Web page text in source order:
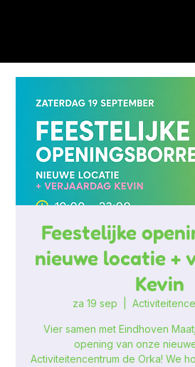
Feestelijke
nieuwe locatie +
Kevin
za 19 sep
Vier samen met Eindhoven
opening van onze
Activiteitencentrum de Orka! We